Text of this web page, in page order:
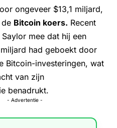
ongeveer $13,1 miljard,
Bitcoin koers. Recent
mee dat hij een
had geboekt door
Bitcoin-investeringen, wat
van zijn
benadrukt.
- Advertentie -